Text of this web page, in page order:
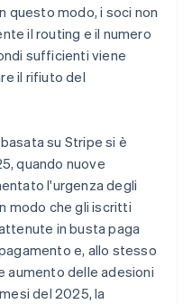
questo modo, i soci non
il routing e il numero
sufficienti viene
il rifiuto del
su Stripe si è
quando nuove
l'urgenza degli
modo che gli iscritti
in busta paga
e, allo stesso
aumento delle adesioni
del 2025, la